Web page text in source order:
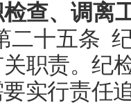
查、调离
二十五条
关职责。纪
实行责任